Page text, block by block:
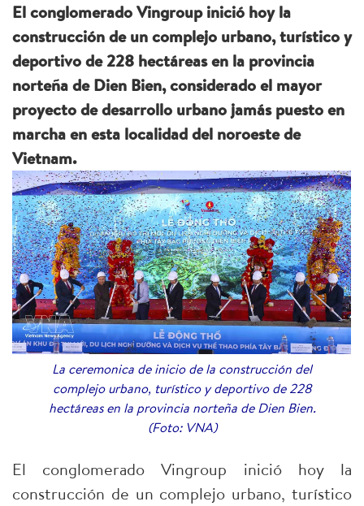
El conglomerado Vingroup inició hoy la
construcción de un complejo urbano, turístico y
deportivo de 228 hectáreas en la provincia
norteña de Dien Bien, considerado el mayor
proyecto de desarrollo urbano jamás puesto en
marcha en esta localidad del noroeste de
Vietnam.
La ceremonica de inicio de la construcción del
complejo urbano, turístico y deportivo de 228
hectáreas en la provincia norteña de Dien Bien.
(Foto: VNA)
El conglomerado Vingroup inició hoy la
construcción de un complejo urbano, turístico